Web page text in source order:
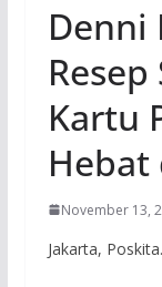
Denni
Kartu
Hebat
November 13,
Jakarta,